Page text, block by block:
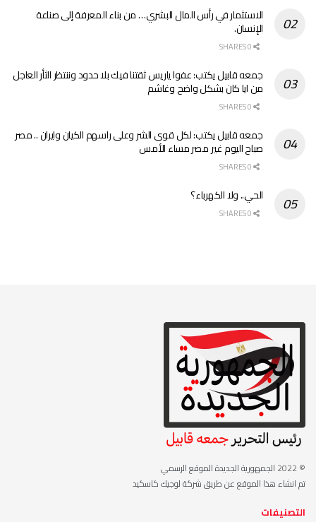
الاستثمار في رأس المال البشري… من بناء المعرفة إلى صناعة
الإنسان.
جمعه قابيل يكتب: عفوا ياريس ثقتنا فيك بلا حدود وننتظر الثأر العاجل
من ايا كان بشكل واضح وغاشم
جمعه قابيل يكتب: لكل قوى الشر وعلى راسهم الكيان وايران .. مصر
صباح اليوم غير مصر مساء الأمس
الحي.. ولا الكهرباء؟
© 2022
الجمهورية الجديدة الموقع الرسمي
تم انشاء هذا الموقع عن طريق شركة لوجيك كاسكيد
التصنيفات